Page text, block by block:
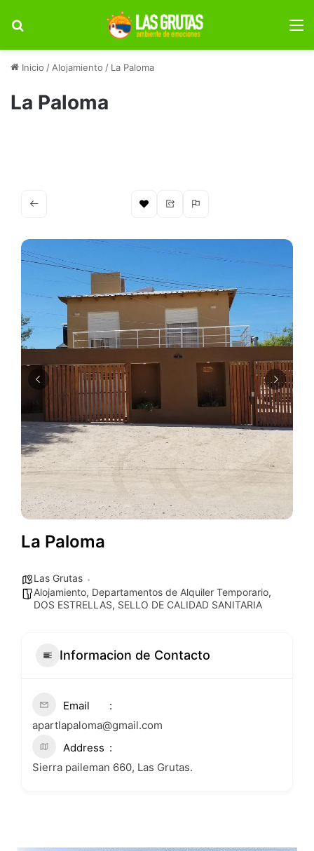
Inicio / Alojamiento / La Paloma
La Paloma
La Paloma
Las Grutas
Alojamiento, Departamentos de Alquiler Temporario,
DOS ESTRELLAS, SELLO DE CALIDAD SANITARIA
Informacion de Contacto
Email
apartlapaloma@gmail.com
Address
Sierra paileman 660, Las Grutas.